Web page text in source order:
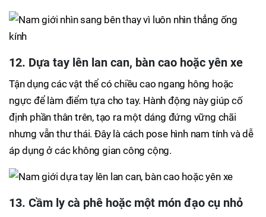
12. Dựa tay lên lan can, bàn cao hoặc yên xe
Tận dụng các vật thể có chiều cao ngang hông hoặc
ngực để làm điểm tựa cho tay. Hành động này giúp cố
định phần thân trên, tạo ra một dáng đứng vững chãi
nhưng vẫn thư thái. Đây là cách pose hình nam tính và dễ
áp dụng ở các không gian công cộng.
13. Cầm ly cà phê hoặc một món đạo cụ nhỏ